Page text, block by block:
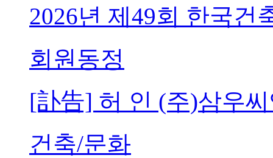
2026년 제49회 한국건
회원동정
[訃告] 허 인 (주)삼우
건축/문화